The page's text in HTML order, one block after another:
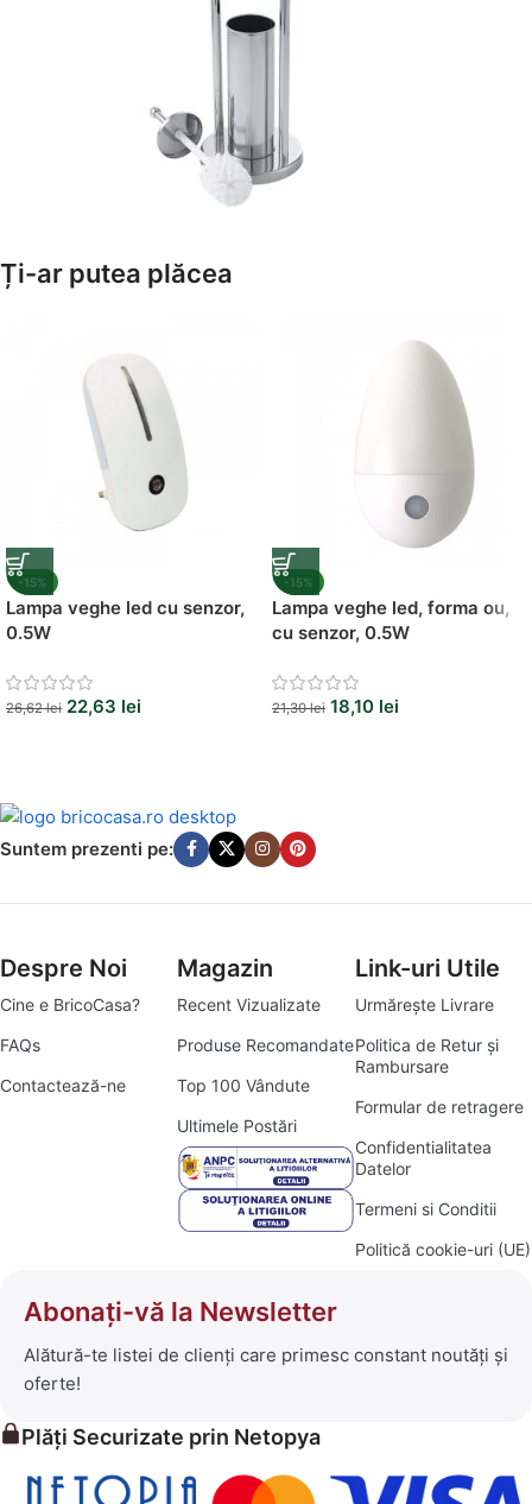
Suporți Hârtie Igenică
Ți-ar putea plăcea
-15%
Lampa veghe led cu senzor,
0.5W
26,62lei 22,63 lei
-15%
Lampa veghe led, forma ou,
cu senzor, 0.5W
21,30lei 18,10 lei
Suntem prezenti pe:
Despre Noi
Cine e BricoCasa?
FAQs
Contactează-ne
Magazin
Recent Vizualizate
Produse Recomandate
Top 100 Vândute
Ultimele Postări
Link-uri Utile
Urmărește Livrare
Politica de Retur și
Rambursare
Formular de retragere
Confidentialitatea
Datelor
Termeni si Conditii
Politică cookie-uri (UE)
Abonați-vă la Newsletter
Alătură-te listei de clienți care primesc constant noutăți și
oferte!
Plăți Securizate prin Netopya